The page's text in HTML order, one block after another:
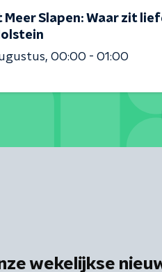
Meer Slapen: Waar zit
00:00 - 01:00
wekelijkse